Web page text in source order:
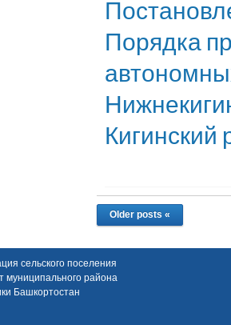
Порядка
Кигинский
Older posts «
сельского поселения
муниципального района
Башкортостан